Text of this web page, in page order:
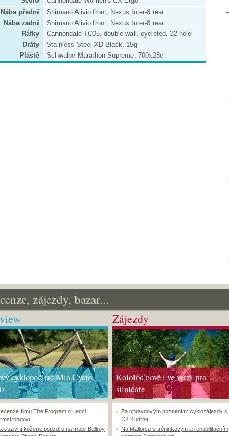
Nába přední
Shimano Alivio front, Nexus Inter-8 rear
Nába zadní
Shimano Alivio front, Nexus Inter-8 rear
Ráfky
Cannondale TC05, double wall, eyeleted, 32 hole
Dráty
Stainless Steel XD Black, 15g
Pláště
Schwalbe Marathon Supreme, 700x28c
zájezdy, bazar...
cyklopočítač Mio Cyclo
filmu The Program o Lanci
kožené pouzdro na mobil Bellroy
Zájezdy
Kololoď nově i ve verzi pro
silničáře
Za opravdovým poznáním: cyklozájezdy s
CK Kudrna
Na Mallorcu s tréninkovým a rehabilitačním